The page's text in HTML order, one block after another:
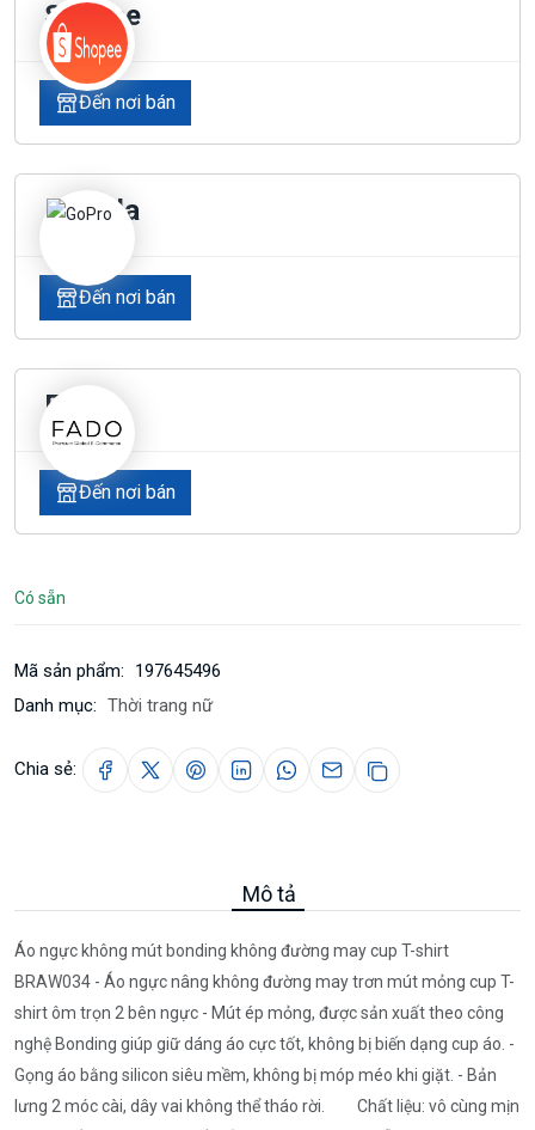
Shopee
Đến nơi bán
Lazada
Đến nơi bán
Fado
Đến nơi bán
Có sẵn
Mã sản phẩm:
197645496
Danh mục: Thời trang nữ
Chia sẻ:
Mô tả
Áo ngực không mút bonding không đường may cup T-shirt
BRAW034 - Áo ngực nâng không đường may trơn mút mỏng cup T-
shirt ôm trọn 2 bên ngực - Mút ép mỏng, được sản xuất theo công
nghệ Bonding giúp giữ dáng áo cực tốt, không bị biến dạng cup áo. -
Gọng áo bằng silicon siêu mềm, không bị móp méo khi giặt. - Bản
lưng 2 móc cài, dây vai không thể tháo rời. Chất liệu: vô cùng mịn